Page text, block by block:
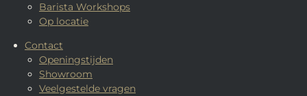
Barista Workshops
Op locatie
Contact
Openingstijden
Showroom
Veelgestelde vragen